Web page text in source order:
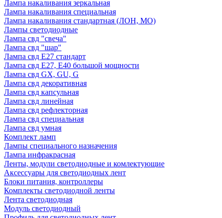
Лампа накаливания зеркальная
Лампа накаливания специальная
Лампа накаливания стандартная (ЛОН, МО)
Лампы светодиодные
Лампа свд "свеча"
Лампа свд "шар"
Лампа свд E27 стандарт
Лампа свд E27, Е40 большой мощности
Лампа свд GX, GU, G
Лампа свд декоративная
Лампа свд капсульная
Лампа свд линейная
Лампа свд рефлекторная
Лампа свд специальная
Лампа свд умная
Комплект ламп
Лампы специального назначения
Лампа инфракрасная
Ленты, модули светодиодные и комлектующие
Аксессуары для светодиодных лент
Блоки питания, контроллеры
Комплекты светодиодной ленты
Лента светодиодная
Модуль светодиодный